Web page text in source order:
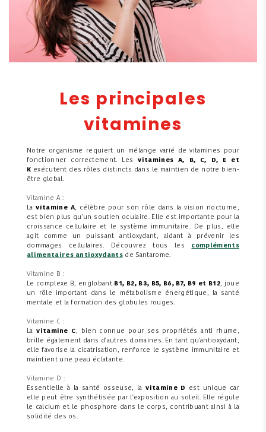
Les principales
vitamines
Notre organisme requiert un mélange varié de vitamines pour
fonctionner correctement. Lesvitamines A, B, C, D, E et
K exécutent des rôles distincts dans le maintien de notre bien-
être global.
Vitamine A :
Lavitamine A, célèbre pour son rôle dans la vision nocturne,
est bien plus qu'un soutien oculaire. Elle est importante pour la
croissance cellulaire et le système immunitaire. De plus, elle
agit comme un puissant antioxydant, aidant à prévenir les
dommages cellulaires. Découvrez tous les compléments
alimentaires antioxydants de Santarome.
Vitamine B :
Le complexe B, englobant B1, B2, B3, B5, B6, B7, B9 et B12, joue
un rôle important dans le métabolisme énergétique, la santé
mentale et la formation des globules rouges.
Vitamine C :
Lavitamine C, bien connue pour ses propriétés anti rhume,
brille également dans d'autres domaines. En tant qu'antioxydant,
elle favorise la cicatrisation, renforce le système immunitaire et
maintient une peau éclatante.
Vitamine D :
Essentielle à la santé osseuse, lavitamine D
est unique car
elle peut être synthétisée par l'exposition au soleil. Elle régule
le calcium et le phosphore dans le corps, contribuant ainsi à la
solidité des os.